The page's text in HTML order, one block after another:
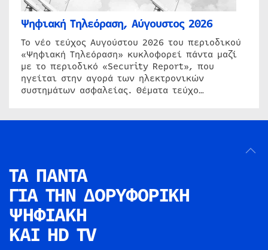
Ψηφιακή Τηλεόραση, Αύγουστος 2026
Το νέο τεύχος Αυγούστου 2026 του περιοδικού
«Ψηφιακή Τηλεόραση» κυκλοφορεί πάντα μαζί
με το περιοδικό «Security Report», που
ηγείται στην αγορά των ηλεκτρονικών
συστημάτων ασφαλείας. Θέματα τεύχο…
ΤΑ ΠΑΝΤΑ
ΓΙΑ ΤΗΝ ΔΟΡΥΦΟΡΙΚΗ
ΨΗΦΙΑΚΗ
ΚΑΙ HD TV